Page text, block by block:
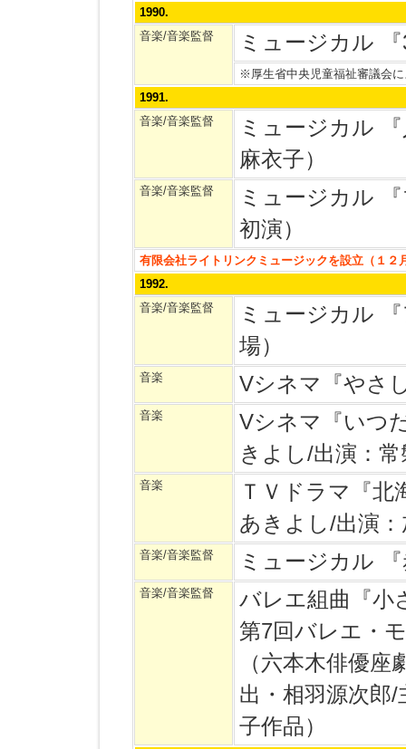
1990.
音楽/音楽監督
ミュージカル
※厚生省中央児童福祉審議会
1991.
音楽/音楽監督
ミュージカル
麻衣子）
音楽/音楽監督
ミュージカル
初演）
有限会社ライトリンクミュージックを設立（１２
1992.
音楽/音楽監督
ミュージカル
場）
音楽 Vシネマ『やさ
音楽
Vシネマ『いつ
きよし/出演：
音楽
ＴＶドラマ『北
あきよし/出演
音楽/音楽監督 ミュージカル
音楽/音楽監督
バレエ組曲『小
第7回バレエ・
（六本木俳優
出・相羽源次郎
子作品）